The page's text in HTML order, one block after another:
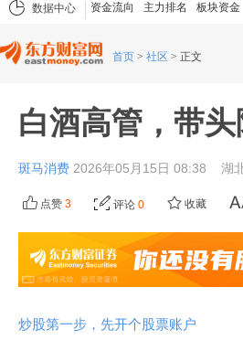
数据中心 资金流向 主力排名 板块资金
首页 > 社区 > 正文
白酒高管，带
斑马消费 2026年05月15日 08:38 湖
点赞 3 评论 0 收藏
炒股第一步，先开个股票账户